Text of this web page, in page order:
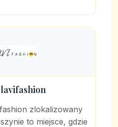
zlokalizowany
to miejsce, gdzie